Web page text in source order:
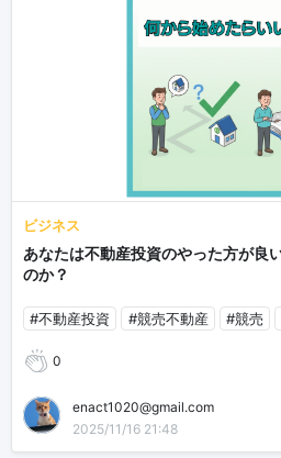
ビジネス
あなたは不動産投資のやった方が良
のか？
#不動産投資 #競売不動産 #競売
0
enact1020@gmail.com
2025/11/16 21:48